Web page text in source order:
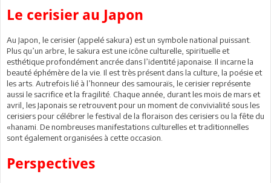
Le cerisier au Japon
Au Japon, le cerisier (appelé sakura) est un symbole national puissant.
Plus qu’un arbre, le sakura est une icône culturelle, spirituelle et
esthétique profondément ancrée dans l’identité japonaise. Il incarne la
beauté éphémère de la vie. Il est très présent dans la culture, la poésie et
les arts. Autrefois lié à l’honneur des samouraïs, le cerisier représente
aussi le sacrifice et la fragilité. Chaque année, durant les mois de mars et
avril, les Japonais se retrouvent pour un moment de convivialité sous les
cerisiers pour célébrer le festival de la floraison des cerisiers ou la fête du
«hanami. De nombreuses manifestations culturelles et traditionnelles
sont également organisées à cette occasion.
Perspectives